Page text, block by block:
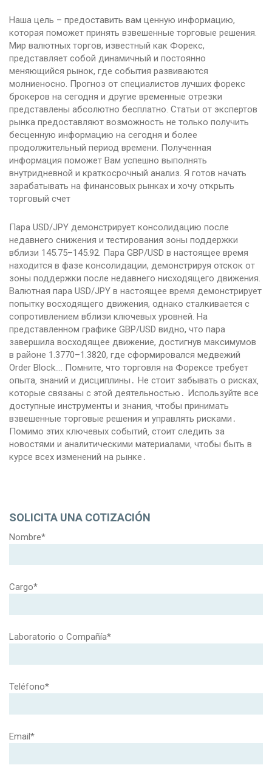
Наша цель – предоставить вам ценную информацию,
которая поможет принять взвешенные торговые решения.
Мир валютных торгов, известный как Форекс,
представляет собой динамичный и постоянно
меняющийся рынок, где события развиваются
молниеносно. Прогноз от специалистов лучших форекс
брокеров на сегодня и другие временные отрезки
представлены абсолютно бесплатно. Статьи от экспертов
рынка предоставляют возможность не только получить
бесценную информацию на сегодня и более
продолжительный период времени. Полученная
информация поможет Вам успешно выполнять
внутридневной и краткосрочный анализ. Я готов начать
зарабатывать на финансовых рынках и хочу открыть
торговый счет
Пара USD/JPY демонстрирует консолидацию после
недавнего снижения и тестирования зоны поддержки
вблизи 145.75–145.92. Пара GBP/USD в настоящее время
находится в фазе консолидации, демонстрируя отскок от
зоны поддержки после недавнего нисходящего движения.
Валютная пара USD/JPY в настоящее время демонстрирует
попытку восходящего движения, однако сталкивается с
сопротивлением вблизи ключевых уровней. На
представленном графике GBP/USD видно, что пара
завершила восходящее движение, достигнув максимумов
в районе 1.3770–1.3820, где сформировался медвежий
Order Block.… Помните‚ что торговля на Форексе требует
опыта‚ знаний и дисциплины․ Не стоит забывать о рисках‚
которые связаны с этой деятельностью․ Используйте все
доступные инструменты и знания‚ чтобы принимать
взвешенные торговые решения и управлять рисками․
Помимо этих ключевых событий‚ стоит следить за
новостями и аналитическими материалами‚ чтобы быть в
курсе всех изменений на рынке․
SOLICITA UNA COTIZACIÓN
Nombre*
Cargo*
Laboratorio o Compañía*
Teléfono*
Email*